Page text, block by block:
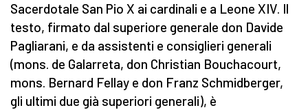
Sacerdotale San Pio X ai cardinali e a Leone XIV. Il
testo, firmato dal superiore generale don Davide
Pagliarani, e da assistenti e consiglieri generali
(mons. de Galarreta, don Christian Bouchacourt,
mons. Bernard Fellay e don Franz Schmidberger,
gli ultimi due già superiori generali), è